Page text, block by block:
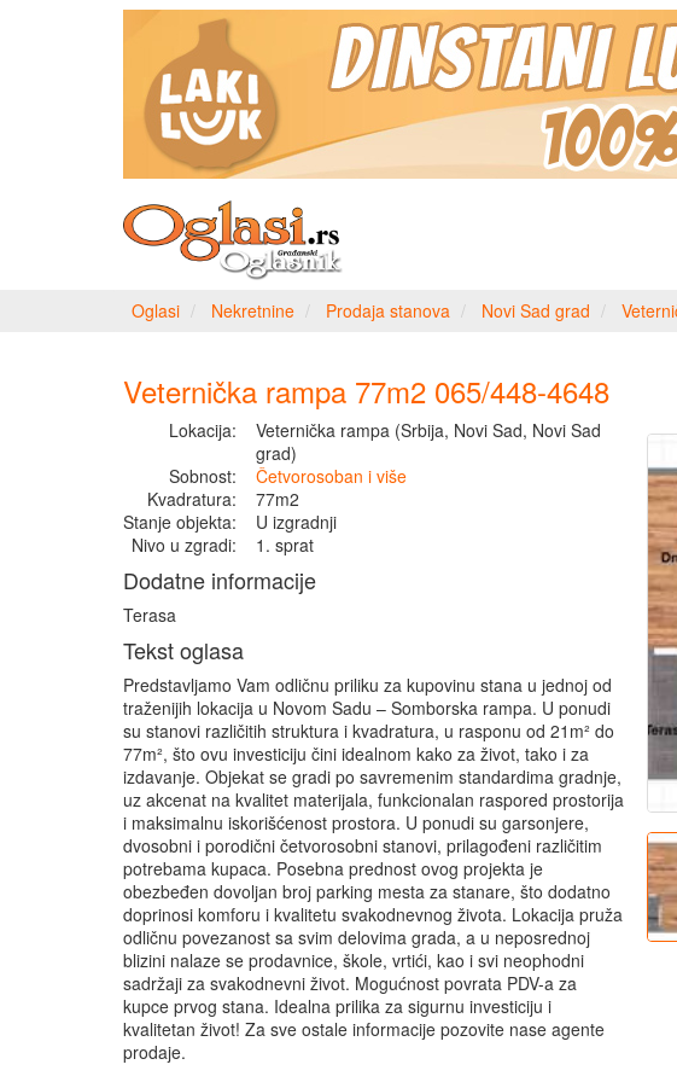
Oglasi Nekretnine Prodaja stanova Novi Sad grad
Veternička rampa 77m2 065/448-4648
Lokacija:
Veternička rampa (Srbija, Novi Sad, Novi Sad
grad)
Sobnost:
Četvorosoban i više
Kvadratura:
77m2
Stanje objekta:
U izgradnji
Nivo u zgradi:
1. sprat
Dodatne informacije
Terasa
Tekst oglasa
Predstavljamo Vam odličnu priliku za kupovinu stana u jednoj od
traženijih lokacija u Novom Sadu – Somborska rampa. U ponudi
su stanovi različitih struktura i kvadratura, u rasponu od 21m² do
77m², što ovu investiciju čini idealnom kako za život, tako i za
izdavanje. Objekat se gradi po savremenim standardima gradnje,
uz akcenat na kvalitet materijala, funkcionalan raspored prostorija
i maksimalnu iskorišćenost prostora. U ponudi su garsonjere,
dvosobni i porodični četvorosobni stanovi, prilagođeni različitim
potrebama kupaca. Posebna prednost ovog projekta je
obezbeđen dovoljan broj parking mesta za stanare, što dodatno
doprinosi komforu i kvalitetu svakodnevnog života. Lokacija pruža
odličnu povezanost sa svim delovima grada, a u neposrednoj
blizini nalaze se prodavnice, škole, vrtići, kao i svi neophodni
sadržaji za svakodnevni život. Mogućnost povrata PDV-a za
kupce prvog stana. Idealna prilika za sigurnu investiciju i
kvalitetan život! Za sve ostale informacije pozovite nase agente
prodaje.